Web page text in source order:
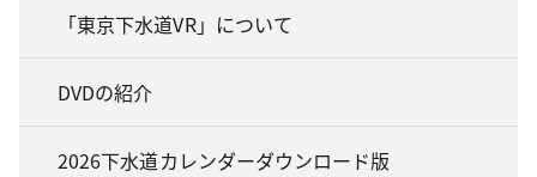
「東京下水道VR」について
DVDの紹介
2026下水道カレンダーダウンロード版